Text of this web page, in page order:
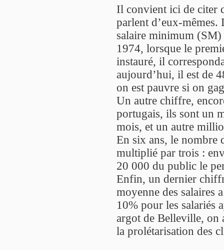
Il convient ici de citer
parlent d’eux-
salaire minimum (SM)
1974, lorsque le
instauré, il
aujourd’hui, il est de
on est pauvre si on
Un autre chiffre,
portugais, ils sont un
mois, et un autre
En six ans, le nombre
multiplié par trois :
20 000 du public le
Enfin, un dernier
moyenne des salaires
10% pour les salariés
argot de Belleville, on
la prolétarisation des